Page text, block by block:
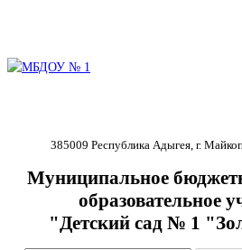
385009 Республика Адыгея, г.
Муниципальное
образовательное
"Детский сад № 1